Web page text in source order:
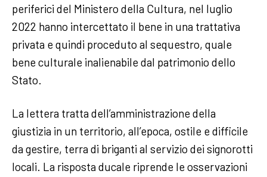
periferici del Ministero della Cultura, nel luglio
2022 hanno intercettato il bene in una trattativa
privata e quindi proceduto al sequestro, quale
bene culturale inalienabile dal patrimonio dello
Stato.
La lettera tratta dell’amministrazione della
giustizia in un territorio, all’epoca, ostile e difficile
da gestire, terra di briganti al servizio dei signorotti
locali. La risposta ducale riprende le osservazioni